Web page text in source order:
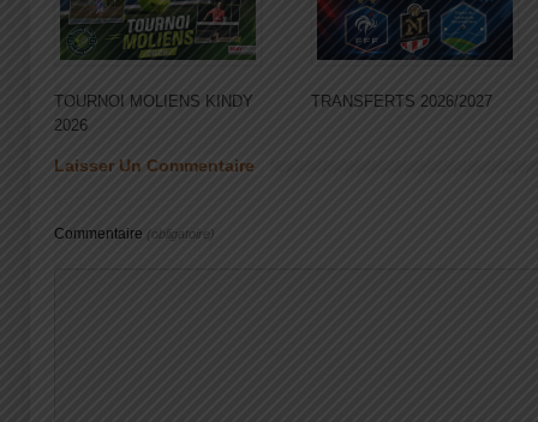
TOURNOI MOLIENS KINDY
2026
TRANSFERTS 2026/2027
Laisser Un Commentaire
Commentaire (obligatoire)